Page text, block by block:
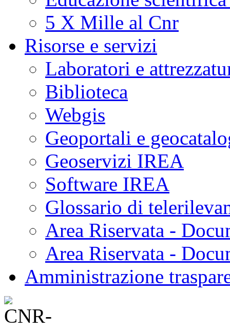
5 X Mille al Cnr
Risorse e servizi
Laboratori e
Biblioteca
Webgis
Geoportali e
Geoservizi IREA
Software IREA
Glossario di
Area Riservata -
Area Riservata -
Amministrazione